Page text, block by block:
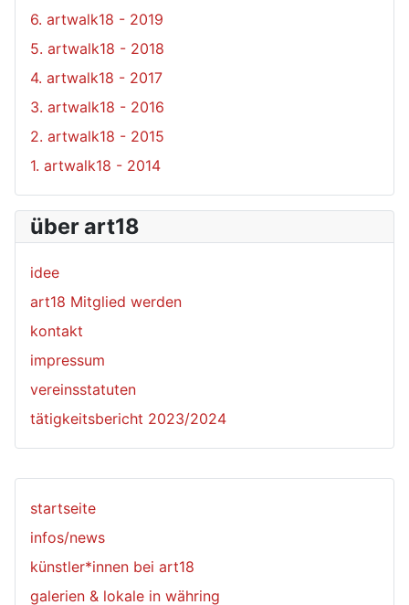
startseite
infos/news
künstler*innen bei art18
galerien & lokale in währing
6. artwalk18 - 2019
5. artwalk18 - 2018
4. artwalk18 - 2017
3. artwalk18 - 2016
2. artwalk18 - 2015
1. artwalk18 - 2014
über art18
idee
art18 Mitglied werden
kontakt
impressum
vereinsstatuten
tätigkeitsbericht 2023/2024